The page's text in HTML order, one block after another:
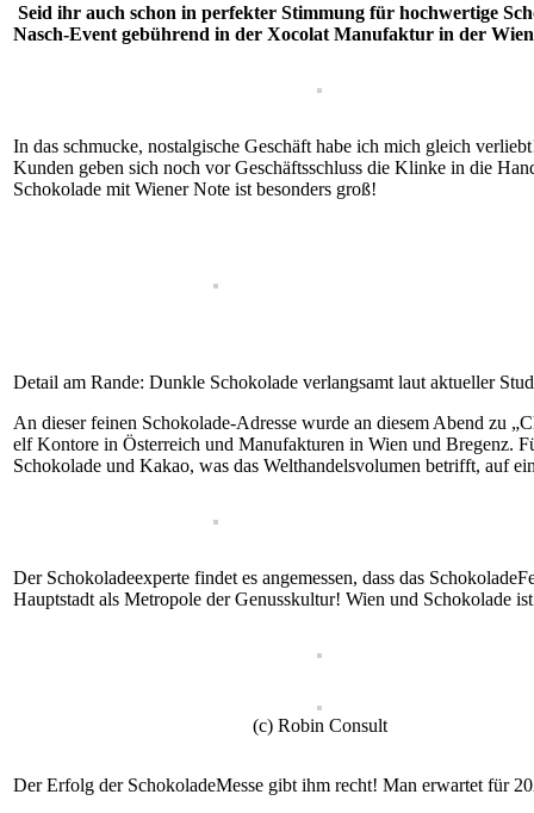
Seid ihr auch schon in perfekter Stimmung für hochwertige
Nasch-Event gebührend in der Xocolat Manufaktur in der
In das schmucke, nostalgische Geschäft habe ich mich gleich
Kunden geben sich noch vor Geschäftsschluss die Klinke in die
Schokolade mit Wiener Note ist besonders groß!
Detail am Rande: Dunkle Schokolade verlangsamt laut aktueller
An dieser feinen Schokolade-Adresse wurde an diesem Abend zu
elf Kontore in Österreich und Manufakturen in Wien und Bregenz.
Schokolade und Kakao, was das Welthandelsvolumen betrifft, auf
Der Schokoladeexperte findet es angemessen, dass das
Hauptstadt als Metropole der Genusskultur! Wien und Schokolade
(c) Robin Consult
Der Erfolg der SchokoladeMesse gibt ihm recht! Man erwartet für